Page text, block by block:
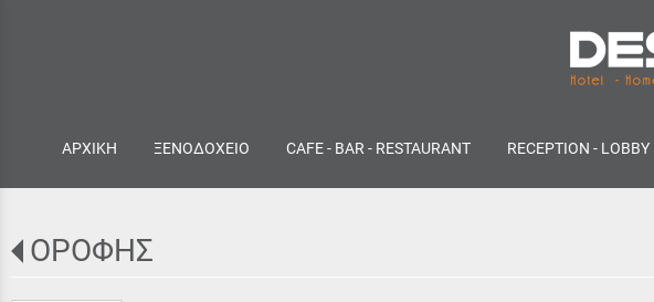
ΑΡΧΙΚΗ ΞΕΝΟΔΟΧΕΙΟ CAFE - BAR - RESTAURANT RECEPTION - LOBBY
ΟΡΟΦΗΣ